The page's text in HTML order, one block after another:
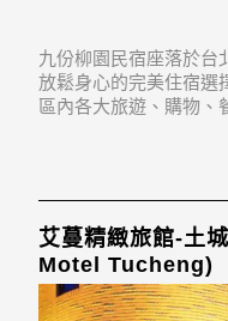
九份柳園民宿座落於台
放鬆身心的完美住宿選
區內各大旅遊、購物、
艾蔓精緻旅館-土
Motel Tucheng)